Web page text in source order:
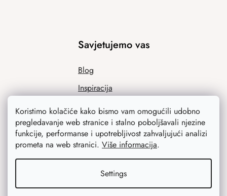
Koristimo kolačiće kako bismo vam omogućili udobno
pregledavanje web stranice i stalno poboljšavali njezine
funkcije, performanse i upotrebljivost zahvaljujući analizi
prometa na web stranici. Više informacija.
Settings
Savjetujemo vas
Blog
Inspiracija
Ono što vas najviše zanima